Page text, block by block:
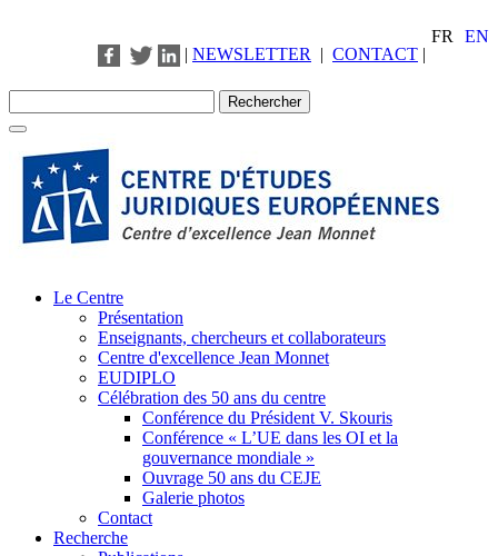
FR
EN
| NEWSLETTER | CONTACT |
Le Centre
Présentation
Enseignants, chercheurs et collaborateurs
Centre d'excellence Jean Monnet
EUDIPLO
Célébration des 50 ans du centre
Conférence du Président V. Skouris
Conférence « L’UE dans les OI et la
gouvernance mondiale »
Ouvrage 50 ans du CEJE
Galerie photos
Contact
Recherche